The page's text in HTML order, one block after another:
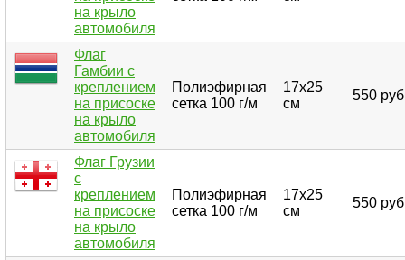
на крыло
автомобиля
Флаг
Гамбии с
креплением
на присоске
на крыло
автомобиля
Полиэфирная
сетка 100 г/м
17х25
см
550
Флаг Грузии
с
креплением
на присоске
на крыло
автомобиля
Полиэфирная
сетка 100 г/м
17х25
см
550